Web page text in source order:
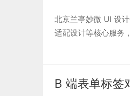
北京兰亭妙微 UI 设
适配设计等核心服务
B 端表单标签